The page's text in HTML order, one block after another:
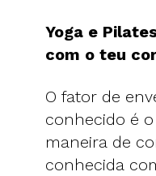
Yoga e
com o teu
O fator de
conhecido é
maneira de
conhecida